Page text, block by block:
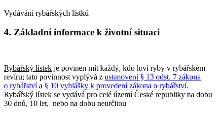
Vydávání rybářských lístků
4. Základní informace k životní situaci
Rybářský lístek je povinen mít každý, kdo loví ryby v rybářském
revíru; tato povinnost vyplývá z ustanovení § 13 odst. 7 zákona
o rybářstvía § 10 vyhlášky k provedení zákona o rybářství.
Rybářský lístek se vydává pro celé území České republiky na dobu
30 dnů, 10 let, nebo na dobu neurčitou